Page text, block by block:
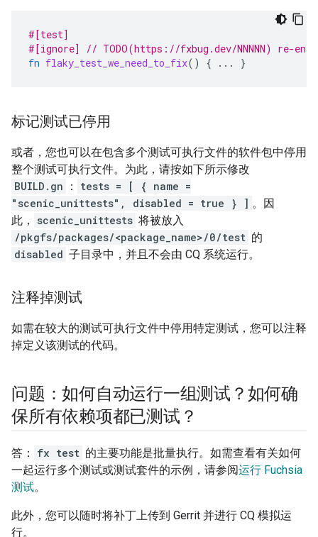
#[test]
#[ignore]
// TODO(https://fxbug.dev/NNNNN) re-
fn flaky_test_we_need_to_fix() { .. . }
标记测试已停用
或者，您也可以在包含多个测试可执行文件的软件包中停用
整个测试可执行文件。为此，请按如下所示修改
BUILD.gn
：
tests = [ { name =
"scenic_unittests", disabled = true } ] 。因
此，
scenic_unittests 将被放入
/pkgfs/packages/<package_name>/0/test 的
disabled 子目录中，并且不会由 CQ 系统运行。
注释掉测试
如需在较大的测试可执行文件中停用特定测试，您可以注释
掉定义该测试的代码。
问题：如何自动运行一组测试？如何确
保所有依赖项都已测试？
答： fx test 的主要功能是批量执行。如需查看有关如何
一起运行多个测试或测试套件的示例，请参阅运行 Fuchsia
测试。
此外，您可以随时将补丁上传到 Gerrit 并进行 CQ 模拟运
行。